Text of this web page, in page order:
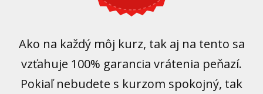
Ako na každý môj kurz, tak aj na tento sa
vzťahuje 100% garancia vrátenia peňazí.
Pokiaľ nebudete s kurzom spokojný, tak